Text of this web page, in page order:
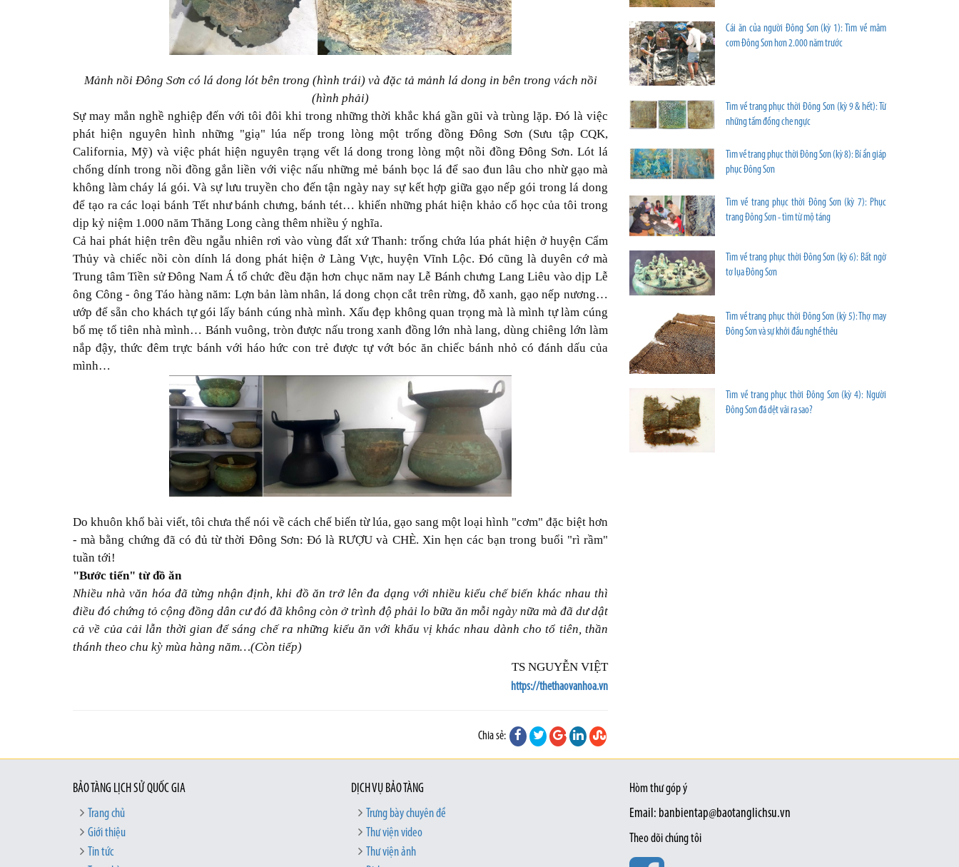
Mảnh nồi Đông Sơn có lá dong lót bên trong (hình trái) và đặc tả mảnh lá dong in bên trong vách nồi
(hình phải)
Sự may mắn nghề nghiệp đến với tôi đôi khi trong những thời khắc khá gần gũi và trùng lặp. Đó là việc
phát hiện nguyên hình những "giạ" lúa nếp trong lòng một trống đồng Đông Sơn (Sưu tập CQK,
California, Mỹ) và việc phát hiện nguyên trạng vết lá dong trong lòng một nồi đồng Đông Sơn. Lót lá
chống dính trong nồi đồng gắn liền với việc nấu những mẻ bánh bọc lá để sao đun lâu cho nhừ gạo mà
không làm cháy lá gói. Và sự lưu truyền cho đến tận ngày nay sự kết hợp giữa gạo nếp gói trong lá dong
để tạo ra các loại bánh Tết như bánh chưng, bánh tét… khiến những phát hiện khảo cổ học của tôi trong
dịp kỷ niệm 1.000 năm Thăng Long càng thêm nhiều ý nghĩa.
Cả hai phát hiện trên đều ngẫu nhiên rơi vào vùng đất xứ Thanh: trống chứa lúa phát hiện ở huyện Cẩm
Thủy và chiếc nồi còn dính lá dong phát hiện ở Làng Vực, huyện Vĩnh Lộc. Đó cũng là duyên cớ mà
Trung tâm Tiền sử Đông Nam Á tổ chức đều đặn hơn chục năm nay Lễ Bánh chưng Lang Liêu vào dịp Lễ
ông Công - ông Táo hàng năm: Lợn bản làm nhân, lá dong chọn cắt trên rừng, đỗ xanh, gạo nếp nương…
ướp để sẵn cho khách tự gói lấy bánh cúng nhà mình. Xấu đẹp không quan trọng mà là mình tự làm cúng
bố mẹ tổ tiên nhà mình… Bánh vuông, tròn được nấu trong xanh đồng lớn nhà lang, dùng chiêng lớn làm
nắp đậy, thức đêm trực bánh với háo hức con trẻ được tự vớt bóc ăn chiếc bánh nhỏ có đánh dấu của
mình…
Do khuôn khổ bài viết, tôi chưa thể nói về cách chế biến từ lúa, gạo sang một loại hình "cơm" đặc biệt hơn
- mà bằng chứng đã có đủ từ thời Đông Sơn: Đó là RƯỢU và CHÈ. Xin hẹn các bạn trong buổi "rì rầm"
tuần tới!
"Bước tiến" từ đồ ăn
Nhiều nhà văn hóa đã từng nhận định, khi đồ ăn trở lên đa dạng với nhiều kiểu chế biến khác nhau thì
điều đó chứng tỏ cộng đồng dân cư đó đã không còn ở trình độ phải lo bữa ăn mỗi ngày nữa mà đã dư dật
cả về của cải lẫn thời gian để sáng chế ra những kiểu ăn với khẩu vị khác nhau dành cho tổ tiên, thần
thánh theo chu kỳ mùa hàng năm…(Còn tiếp)
TS NGUYỄN VIỆT
https://thethaovanhoa.vn
Chia sẻ:
Cái ăn của người Đông Sơn (kỳ 1): Tìm về mâm
cơm Đông Sơn hơn 2.000 năm trước
Tìm về trang phục thời Đông Sơn (kỳ 9 & hết): Từ
những tấm đồng che ngực
Tìm về trang phục thời Đông Sơn (kỳ 8): Bí ẩn giáp
phục Đông Sơn
Tìm về trang phục thời Đông Sơn (kỳ 7): Phục
trang Đông Sơn - tìm từ mộ táng
Tìm về trang phục thời Đông Sơn (kỳ 6): Bất ngờ
tơ lụa Đông Sơn
Tìm về trang phục thời Đông Sơn (kỳ 5): Thợ may
Đông Sơn và sự khởi đầu nghề thêu
Tìm về trang phục thời Đông Sơn (kỳ 4): Người
Đông Sơn đã dệt vải ra sao?
BẢO TÀNG LỊCH SỬ QUỐC GIA
Trang chủ
Giới thiệu
Tin tức
DỊCH VỤ BẢO TÀNG
Trưng bày chuyên đề
Thư viện video
Thư viện ảnh
Hòm thư góp ý
Email: banbientap@baotanglichsu.vn
Theo dõi chúng tôi